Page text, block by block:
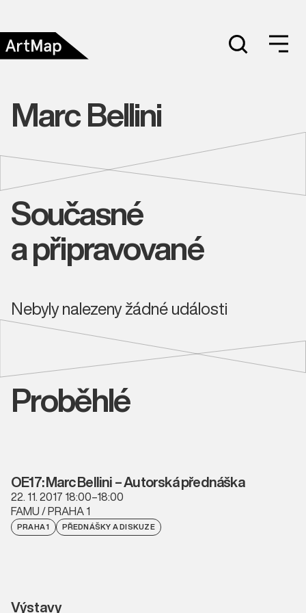
Marc Bellini
Současné
a připravované
Nebyly nalezeny žádné události
Proběhlé
OE17: Marc Bellini – Autorská přednáška
22. 11. 2017 18:00–18:00
FAMU / PRAHA 1
PRAHA 1 PŘEDNÁŠKY A DISKUZE
Výstavy